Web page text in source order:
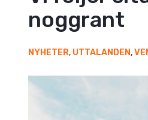
noggrant
NYHETER, UTTALANDEN,